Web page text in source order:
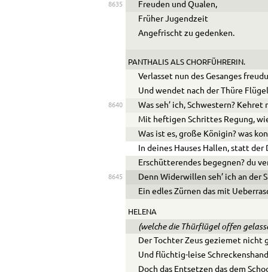
8635
Freuden und Qualen,
Früher Jugendzeit
Angefrischt zu gedenken.
PANTHALIS ALS CHORFÜHRERIN.
Verlasset nun des Gesanges
Und wendet nach der Thüre
8640
Was seh’ ich, Schwestern?
Mit heftigen Schrittes Regung,
Was ist es, große Königin? was
In deines Hauses Hallen, statt der
Erschütterendes begegnen? du
8645
Denn Widerwillen seh’ ich an der
Ein edles Zürnen das mit Ue
HELENA
(welche die Thürflügel offen
Der Tochter Zeus geziemet nicht
Und flüchtig-leise
Doch das Entsetzen das dem